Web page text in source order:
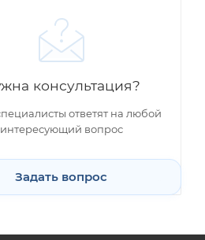
консультация?
ответят на любой
интересующий вопрос
Задать вопрос